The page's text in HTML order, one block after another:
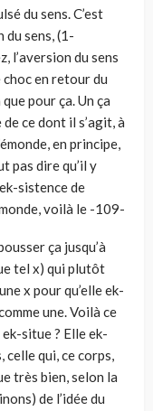
du sens. C’est
du sens, (1-
l’aversion du sens
choc en retour du
pour ça. Un ça
ce dont il s’agit, à
en principe,
pas dire qu’il y
sistence de
monde, voilà le -109-
ça jusqu’à
tel x) qui plutôt
x pour qu’elle ek-
une. Voilà ce
ek-situe ? Elle ek-
celle qui, ce corps,
très bien, selon la
de l’idée du